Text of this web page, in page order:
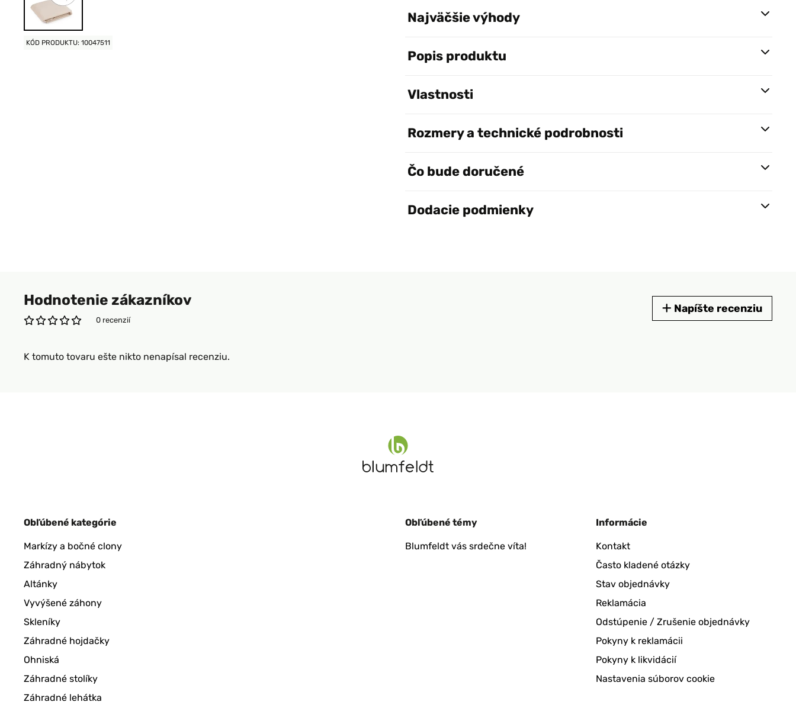
KÓD PRODUKTU: 10047511
Najväčšie výhody
Popis produktu
Vlastnosti
Rozmery a technické podrobnosti
Čo bude doručené
Dodacie podmienky
Hodnotenie zákazníkov
0 recenzií
Napíšte recenziu
K tomuto tovaru ešte nikto nenapísal recenziu.
Obľúbené kategórie
Markízy a bočné clony
Záhradný nábytok
Altánky
Vyvýšené záhony
Skleníky
Záhradné hojdačky
Ohniská
Záhradné stolíky
Záhradné lehátka
Obľúbené témy
Blumfeldt vás srdečne víta!
Informácie
Kontakt
Často kladené otázky
Stav objednávky
Reklamácia
Odstúpenie / Zrušenie objednávky
Pokyny k reklamácii
Pokyny k likvidácií
Nastavenia súborov cookie